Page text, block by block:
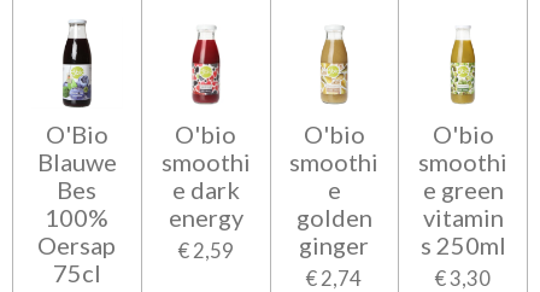
O'Bio
Blauwe
Bes
100%
Oersap
75cl
O'bio
smoothi
e dark
energy
€ 2,59
O'bio
smoothi
e
golden
ginger
€ 2,74
O'bio
smoothi
e green
vitamin
s 250ml
€ 3,30